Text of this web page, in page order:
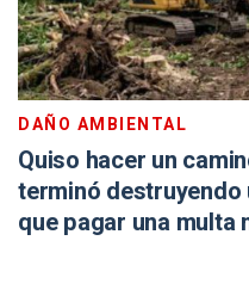
DAÑO AMBIENTAL
Quiso hacer un
terminó
que pagar una multa